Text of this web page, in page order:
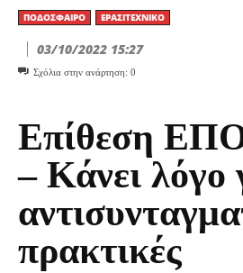
ΠΟΔΌΣΦΑΙΡΟ ΕΡΑΣΙΤΕΧΝΙΚΟ
03/10/2022 15:27
Σχόλια στην ανάρτηση: 0
Επίθεση
– Κάνει λόγο
πρακτικές